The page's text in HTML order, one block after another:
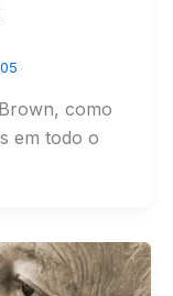
como
em todo o